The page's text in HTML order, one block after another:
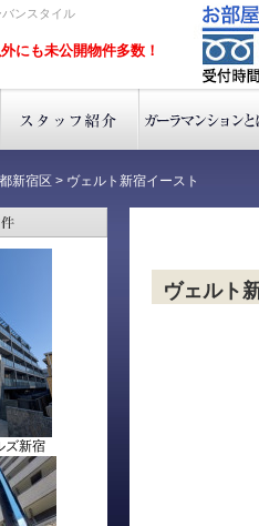
バンスタイル
にも未公開物件多数！
新宿区 > ヴェルト新宿イースト
ズ新宿
ヴェルト